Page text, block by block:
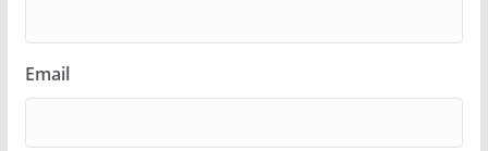
Email